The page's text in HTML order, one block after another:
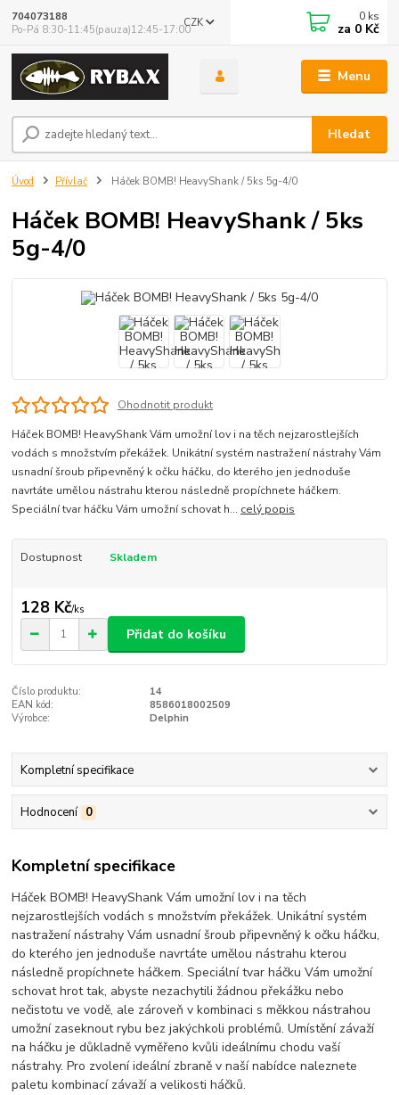
Menu
CZK
Hledat
704073188
Po-Pá 8:30-11:45(pauza)12:45-17:00
0 ks
za 0 Kč
Úvod Přívlač Háček BOMB! HeavyShank / 5ks 5g-4/0
Háček BOMB! HeavyShank / 5ks
5g-4/0
Ohodnotit produkt
Háček BOMB! HeavyShank Vám umožní lov i na těch nejzarostlejších
vodách s množstvím překážek. Unikátní systém nastražení nástrahy Vám
usnadní šroub připevněný k očku háčku, do kterého jen jednoduše
navrtáte umělou nástrahu kterou následně propíchnete háčkem.
Speciální tvar háčku Vám umožní schovat h... celý popis
Dostupnost Skladem
128 Kč/ks
Přidat do košíku
Číslo produktu:
14
EAN kód:
8586018002509
Výrobce:
Delphin
Kompletní specifikace
Hodnocení 0
Kompletní specifikace
Háček BOMB! HeavyShank Vám umožní lov i na těch
nejzarostlejších vodách s množstvím překážek. Unikátní systém
nastražení nástrahy Vám usnadní šroub připevněný k očku háčku,
do kterého jen jednoduše navrtáte umělou nástrahu kterou
následně propíchnete háčkem. Speciální tvar háčku Vám umožní
schovat hrot tak, abyste nezachytili žádnou překážku nebo
nečistotu ve vodě, ale zároveň v kombinaci s měkkou nástrahou
umožní zaseknout rybu bez jakýchkoli problémů. Umístění závaží
na háčku je důkladně vyměřeno kvůli ideálnímu chodu vaší
nástrahy. Pro zvolení ideální zbraně v naší nabídce naleznete
paletu kombinací závaží a velikosti háčků.